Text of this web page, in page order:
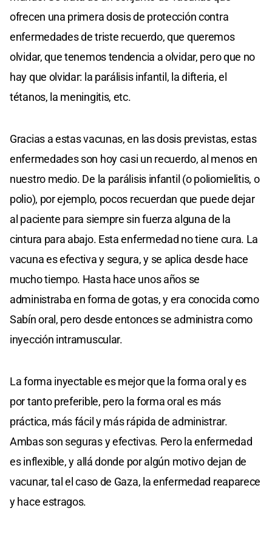
ofrecen una primera dosis de protección contra
enfermedades de triste recuerdo, que queremos
olvidar, que tenemos tendencia a olvidar, pero que no
hay que olvidar: la parálisis infantil, la difteria, el
tétanos, la meningitis, etc.
Gracias a estas vacunas, en las dosis previstas, estas
enfermedades son hoy casi un recuerdo, al menos en
nuestro medio. De la parálisis infantil (o poliomielitis, o
polio), por ejemplo, pocos recuerdan que puede dejar
al paciente para siempre sin fuerza alguna de la
cintura para abajo. Esta enfermedad no tiene cura. La
vacuna es efectiva y segura, y se aplica desde hace
mucho tiempo. Hasta hace unos años se
administraba en forma de gotas, y era conocida como
Sabín oral, pero desde entonces se administra como
inyección intramuscular.
La forma inyectable es mejor que la forma oral y es
por tanto preferible, pero la forma oral es más
práctica, más fácil y más rápida de administrar.
Ambas son seguras y efectivas. Pero la enfermedad
es inflexible, y allá donde por algún motivo dejan de
vacunar, tal el caso de Gaza, la enfermedad reaparece
y hace estragos.